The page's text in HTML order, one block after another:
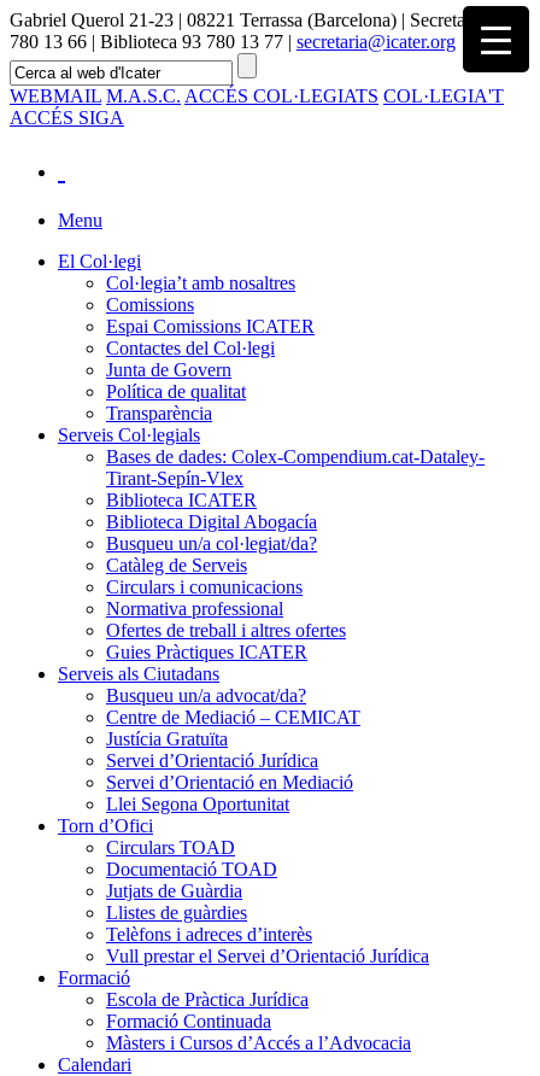
Gabriel Querol 21-23 | 08221 Terrassa (Barcelona) | Secretaria 93
780 13 66 | Biblioteca 93 780 13 77 | secretaria@icater.org
WEBMAIL M.A.S.C. ACCÉS COL·LEGIATS COL·LEGIA'T
ACCÉS SIGA
Menu
El Col·legi
Col·legia’t amb nosaltres
Comissions
Espai Comissions ICATER
Contactes del Col·legi
Junta de Govern
Política de qualitat
Transparència
Serveis Col·legials
Bases de dades: Colex-Compendium.cat-Dataley-
Tirant-Sepín-Vlex
Biblioteca ICATER
Biblioteca Digital Abogacía
Busqueu un/a col·legiat/da?
Catàleg de Serveis
Circulars i comunicacions
Normativa professional
Ofertes de treball i altres ofertes
Guies Pràctiques ICATER
Serveis als Ciutadans
Busqueu un/a advocat/da?
Centre de Mediació – CEMICAT
Justícia Gratuïta
Servei d’Orientació Jurídica
Servei d’Orientació en Mediació
Llei Segona Oportunitat
Torn d’Ofici
Circulars TOAD
Documentació TOAD
Jutjats de Guàrdia
Llistes de guàrdies
Telèfons i adreces d’interès
Vull prestar el Servei d’Orientació Jurídica
Formació
Escola de Pràctica Jurídica
Formació Continuada
Màsters i Cursos d’Accés a l’Advocacia
Calendari